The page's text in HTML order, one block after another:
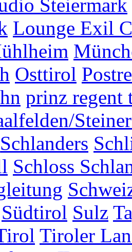
Steiermark
Lounge Exil
Osttirol
prinz regent
Schlanders
Schloss
Südtirol Sulz
Tiroler